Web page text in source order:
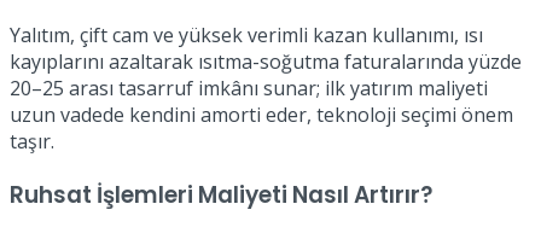
Yalıtım, çift cam ve yüksek verimli kazan kullanımı, ısı
kayıplarını azaltarak ısıtma-soğutma faturalarında yüzde
20–25 arası tasarruf imkânı sunar; ilk yatırım maliyeti
uzun vadede kendini amorti eder, teknoloji seçimi önem
taşır.
Ruhsat İşlemleri Maliyeti Nasıl Artırır?